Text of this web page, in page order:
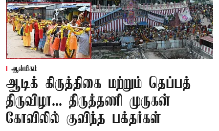
ஆன்மிகம்
ஆடிக் கிருத்திகை மற்றும் தெப்பத்
திருவிழா... திருத்தணி முருகன்
கோவிலில் குவிந்த பக்தர்கள்